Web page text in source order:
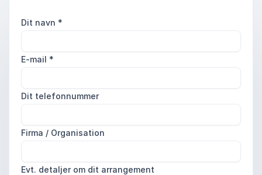
Dit navn *
E-mail *
Dit telefonnummer
Firma / Organisation
Evt. detaljer om dit arrangement